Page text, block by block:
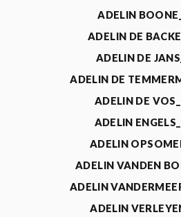
ADELIN
ADELIN DE
ADELIN DE
ADELIN DE
ADELIN DE
ADELIN
ADELIN
ADELIN VANDEN
ADELIN
ADELIN